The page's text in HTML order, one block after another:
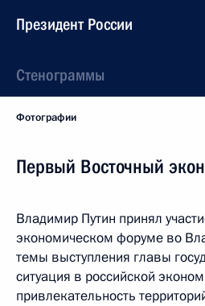
Президент России
Стенограммы
Фотографии
Первый Восточный
Владимир Путин принял
экономическом форуме во
темы выступления главы
ситуация в российской
привлекательность